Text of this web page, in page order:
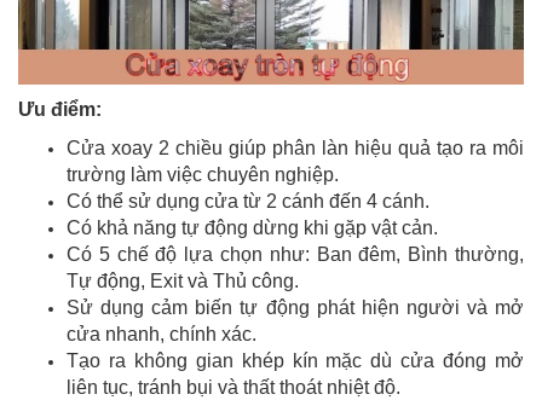
Ưu điểm:
Cửa xoay 2 chiều giúp phân làn hiệu quả tạo ra môi
trường làm việc chuyên nghiệp.
Có thể sử dụng cửa từ 2 cánh đến 4 cánh.
Có khả năng tự động dừng khi gặp vật cản.
Có 5 chế độ lựa chọn như: Ban đêm, Bình thường,
Tự động, Exit và Thủ công.
Sử dụng cảm biến tự động phát hiện người và mở
cửa nhanh, chính xác.
Tạo ra không gian khép kín mặc dù cửa đóng mở
liên tục, tránh bụi và thất thoát nhiệt độ.